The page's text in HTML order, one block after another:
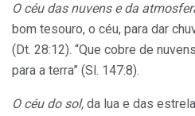
O céu das nuvens e da
bom tesouro, o céu, para dar
(Dt. 28:12). “Que cobre de
para a terra” (Sl. 147:8).
O céu do sol, da lua e das